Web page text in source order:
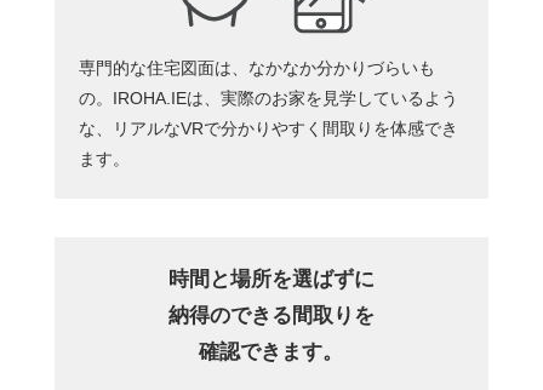
専門的な住宅図面は、なかなか分かりづらいも
の。IROHA.IEは、実際のお家を見学しているよう
な、リアルなVRで分かりやすく間取りを体感でき
ます。
時間と場所を選ばずに
納得のできる間取りを
確認できます。